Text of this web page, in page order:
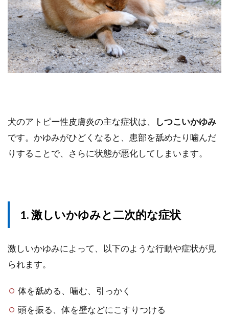
犬のアトピー性皮膚炎の主な症状は、
しつこいかゆみ
です。かゆみがひどくなると、患部を舐めたり噛んだ
りすることで、さらに状態が悪化してしまいます。
1. 激しいかゆみと二次的な症状
激しいかゆみによって、以下のような行動や症状が見
られます。
体を舐める、噛む、引っかく
頭を振る、体を壁などにこすりつける